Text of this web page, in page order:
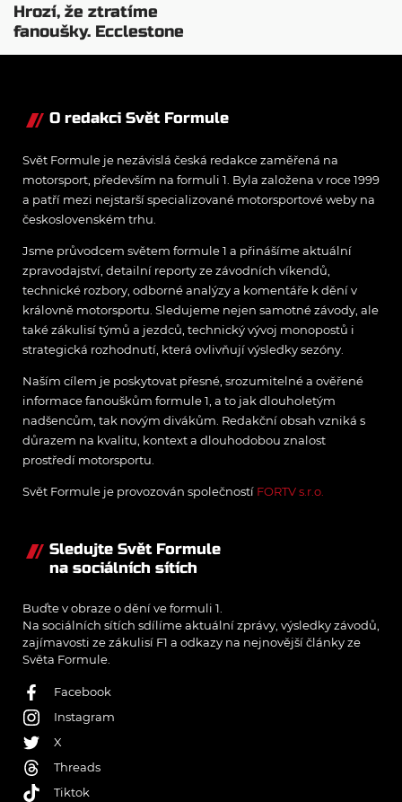
Hrozí, že ztratíme
fanoušky. Ecclestone
ostře proti směru F1
O redakci Svět Formule
Svět Formule je nezávislá česká redakce zaměřená na
motorsport, především na formuli 1. Byla založena v roce 1999
a patří mezi nejstarší specializované motorsportové weby na
československém trhu.
Jsme průvodcem světem formule 1 a přinášíme aktuální
zpravodajství, detailní reporty ze závodních víkendů,
technické rozbory, odborné analýzy a komentáře k dění v
královně motorsportu. Sledujeme nejen samotné závody, ale
také zákulisí týmů a jezdců, technický vývoj monopostů i
strategická rozhodnutí, která ovlivňují výsledky sezóny.
Naším cílem je poskytovat přesné, srozumitelné a ověřené
informace fanouškům formule 1, a to jak dlouholetým
nadšencům, tak novým divákům. Redakční obsah vzniká s
důrazem na kvalitu, kontext a dlouhodobou znalost
prostředí motorsportu.
Svět Formule je provozován společností FORTV s.r.o.
Sledujte Svět Formule
na sociálních sítích
Buďte v obraze o dění ve formuli 1.
Na sociálních sítích sdílíme aktuální zprávy, výsledky závodů,
zajímavosti ze zákulisí F1 a odkazy na nejnovější články ze
Světa Formule.
Facebook
Instagram
X
Threads
Tiktok